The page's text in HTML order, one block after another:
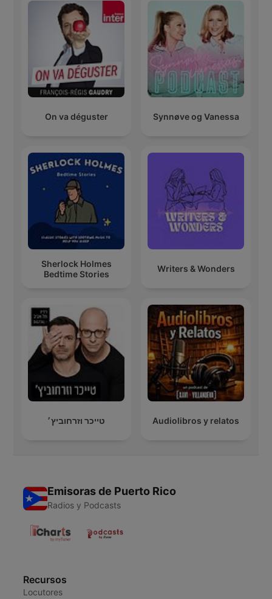
On va déguster Synnøve og Vanessa
Sherlock Holmes
Bedtime Stories
Writers & Wonders
טייכר וזרחוביץ׳ Audiolibros y relatos
Emisoras de Puerto Rico
Radios y Podcasts
Recursos
Locutores